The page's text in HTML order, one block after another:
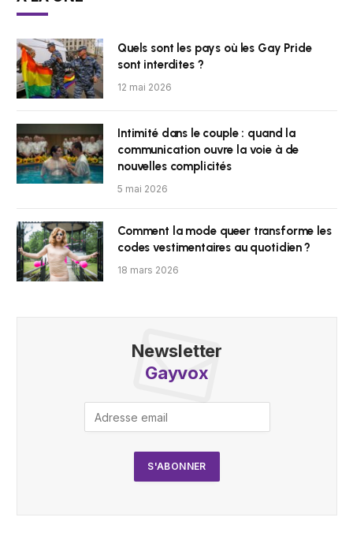
Quels sont les pays où les Gay Pride
sont interdites ?
12 mai 2026
Intimité dans le couple : quand la
communication ouvre la voie à de
nouvelles complicités
5 mai 2026
Comment la mode queer transforme les
codes vestimentaires au quotidien ?
18 mars 2026
Newsletter
Gayvox